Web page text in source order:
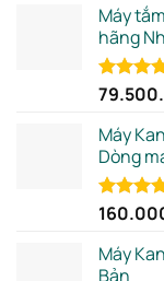
Máy
hãng
Rated
Máy
Dòng
Rated
Máy
Bản